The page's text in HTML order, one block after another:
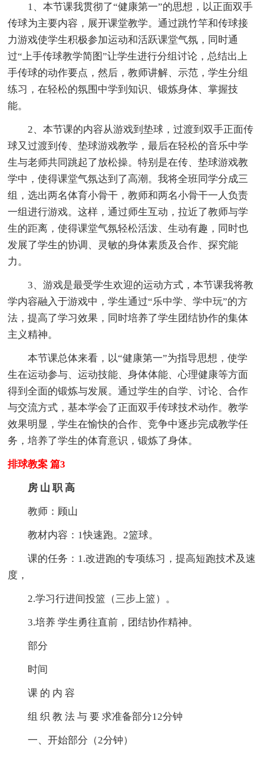
1、本节课我贯彻了“健康第一”的思想，以正面双手
传球为主要内容，展开课堂教学。通过跳竹竿和传球接
力游戏使学生积极参加运动和活跃课堂气氛，同时通
过“上手传球教学简图”让学生进行分组讨论，总结出上
手传球的动作要点，然后，教师讲解、示范，学生分组
练习，在轻松的氛围中学到知识、锻炼身体、掌握技
能。
2、本节课的内容从游戏到垫球，过渡到双手正面传
球又过渡到传、垫球游戏教学，最后在轻松的音乐中学
生与老师共同跳起了放松操。特别是在传、垫球游戏教
学中，使得课堂气氛达到了高潮。我将全班同学分成三
组，选出两名体育小骨干，教师和两名小骨干一人负责
一组进行游戏。这样，通过师生互动，拉近了教师与学
生的距离，使得课堂气氛轻松活泼、生动有趣，同时也
发展了学生的协调、灵敏的身体素质及合作、探究能
力。
3、游戏是最受学生欢迎的运动方式，本节课我将教
学内容融入于游戏中，学生通过“乐中学、学中玩”的方
法，提高了学习效果，同时培养了学生团结协作的集体
主义精神。
本节课总体来看，以“健康第一”为指导思想，使学
生在运动参与、运动技能、身体体能、心理健康等方面
得到全面的锻炼与发展。通过学生的自学、讨论、合作
与交流方式，基本学会了正面双手传球技术动作。教学
效果明显，学生在愉快的合作、竞争中逐步完成教学任
务，培养了学生的体育意识，锻炼了身体。
排球教案 篇3
房 山 职 高
教师：顾山
教材内容：1快速跑。2篮球。
课的任务：1.改进跑的专项练习，提高短跑技术及速
度，
2.学习行进间投篮（三步上篮）。
3.培养 学生勇往直前，团结协作精神。
部分
时间
课 的 内 容
组 织 教 法 与 要 求准备部分12分钟
一、开始部分（2分钟）